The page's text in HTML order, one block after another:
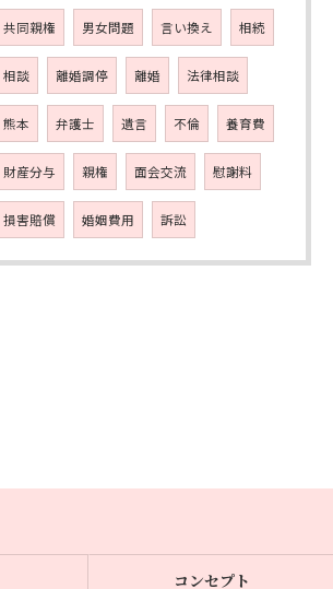
共同親権 男女問題 言い換え 相続
相談 離婚調停 離婚 法律相談
熊本 弁護士 遺言 不倫 養育費
財産分与 親権 面会交流 慰謝料
損害賠償 婚姻費用 訴訟
コンセプト